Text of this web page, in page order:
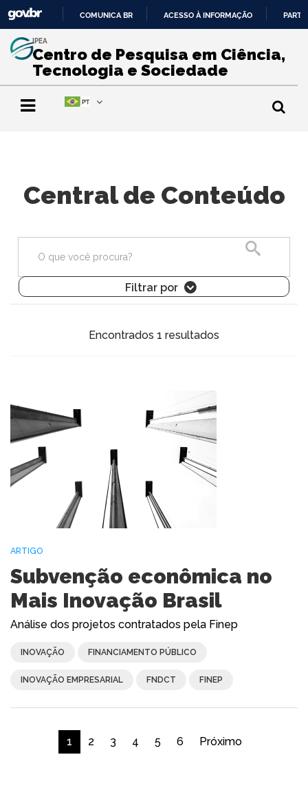
PARA
O
CONTEÚDO
COMUNICA BR ACESSO À INFORMAÇÃO
IPEA
Centro de Pesquisa em Ciência,
Tecnologia e Sociedade
Central de Conteúdo
Filtrar por
Encontrados 1 resultados
ARTIGO
Subvenção econômica no
Mais Inovação Brasil
Análise dos projetos contratados pela Finep
INOVAÇÃO FINANCIAMENTO PÚBLICO
INOVAÇÃO EMPRESARIAL FNDCT FINEP
1 2 3 4 5 6 Próximo